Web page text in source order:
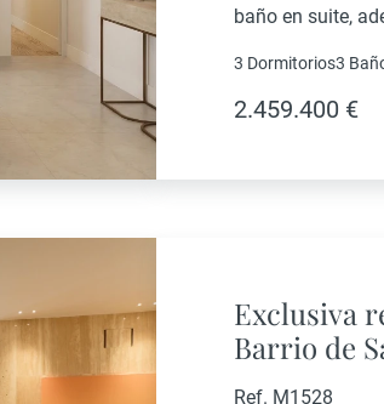
baño en suite,
3 Dormitorios3
2.459.400 €
Exclusiva
Barrio de
Ref. M1528